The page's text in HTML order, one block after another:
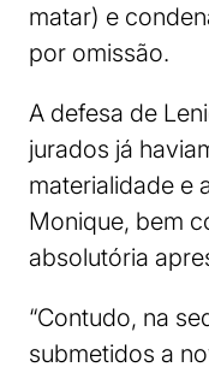
matar) e
por omissão.
A defesa de
jurados já
materialidade e
Monique, bem
absolutória
“Contudo, na
submetidos a